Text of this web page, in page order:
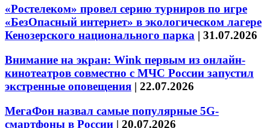
«Ростелеком» провел серию турниров по игре
«БезОпасный интернет» в экологическом лагере
Кенозерского национального парка | 31.07.2026
Внимание на экран: Wink первым из онлайн-
кинотеатров совместно с МЧС России запустил
экстренные оповещения | 22.07.2026
МегаФон назвал самые популярные 5G-
смартфоны в России | 20.07.2026